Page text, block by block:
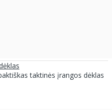
taktinės įrangos dėklas